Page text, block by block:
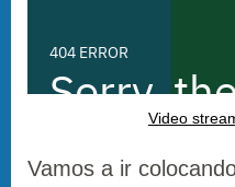
Video
Vamos a ir